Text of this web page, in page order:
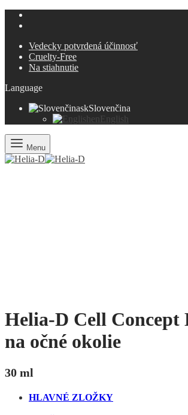
Vedecky potvrdená účinnosť
Cruelty-Free
Na stiahnutie
Language
skSlovenčina
enEnglish
Menu
Helia-D Cell Concept
na očné okolie
30 ml
HLAVNÉ ZLOŽKY